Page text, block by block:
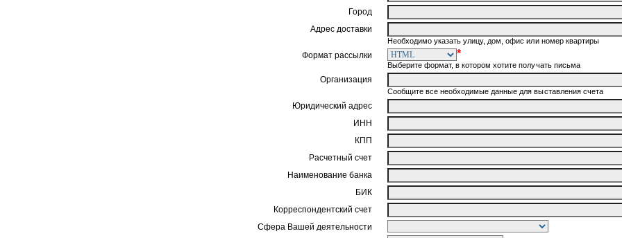
Город
Адрес доставки
Необходимо указать улицу, дом, офис или номер квартиры
Формат рассылки *
Выберите формат, в котором хотите получать письма
Организация
Сообщите все необходимые данные для выставления счета
Юридический адрес
ИНН
КПП
Расчетный счет
Наименование банка
БИК
Корреспондентский счет
Сфера Вашей деятельности